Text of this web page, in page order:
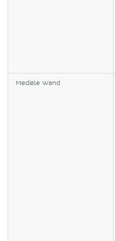
Mediale Wand